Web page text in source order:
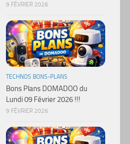
9 FÉVRIER 2026
TECHNOS BONS-PLANS
Bons Plans DOMADOO du
Lundi 09 Février 2026 !!!
9 FÉVRIER 2026